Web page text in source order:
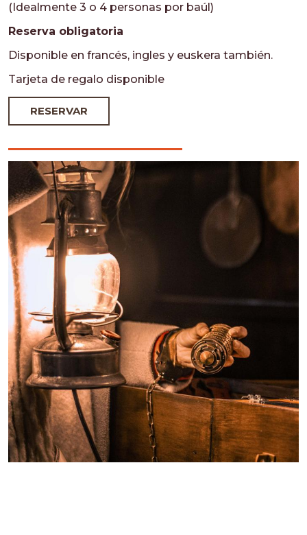
(Idealmente 3 o 4 personas por baúl)
Reserva obligatoria
Disponible en francés, ingles y euskera también.
Tarjeta de regalo disponible
RESERVAR